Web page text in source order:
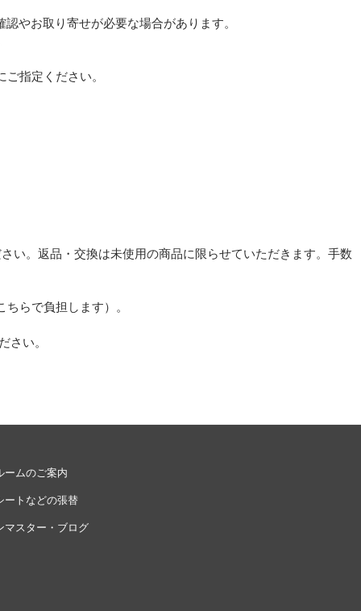
やお取り寄せが必要な場合があります。
指定ください。
い。返品・交換は未使用の商品に限らせていただきます。手数
らで負担します）。
さい。
ームのご案内
ートなどの張替
マスター・ブログ